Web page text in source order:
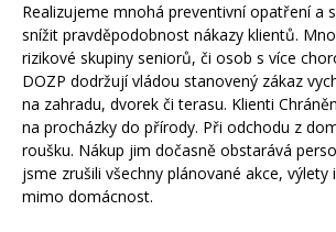
Realizujeme mnohá preventivní opatření a
snížit pravděpodobnost nákazy klientů.
rizikové skupiny seniorů, či osob s více
DOZP dodržují vládou stanovený zákaz
na zahradu, dvorek či terasu. Klienti
na procházky do přírody. Při odchodu z
roušku. Nákup jim dočasně obstarává
jsme zrušili všechny plánované akce, výlety
mimo domácnost.